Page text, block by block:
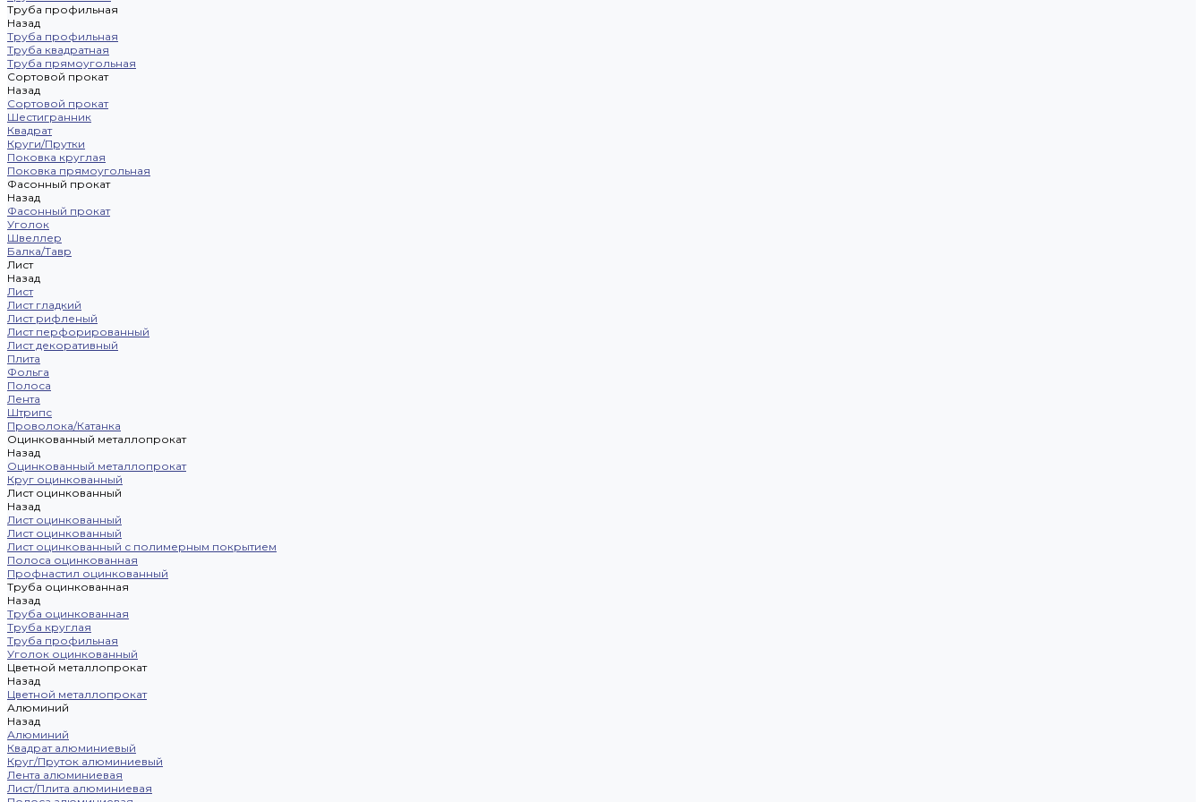
Труба профильная
Назад
Труба профильная
Труба квадратная
Труба прямоугольная
Сортовой прокат
Назад
Сортовой прокат
Шестигранник
Квадрат
Круги/Прутки
Поковка круглая
Поковка прямоугольная
Фасонный прокат
Назад
Фасонный прокат
Уголок
Швеллер
Балка/Тавр
Лист
Назад
Лист
Лист гладкий
Лист рифленый
Лист перфорированный
Лист декоративный
Плита
Фольга
Полоса
Лента
Штрипс
Проволока/Катанка
Оцинкованный металлопрокат
Назад
Оцинкованный металлопрокат
Круг оцинкованный
Лист оцинкованный
Назад
Лист оцинкованный
Лист оцинкованный
Лист оцинкованный с полимерным покрытием
Полоса оцинкованная
Профнастил оцинкованный
Труба оцинкованная
Назад
Труба оцинкованная
Труба круглая
Труба профильная
Уголок оцинкованный
Цветной металлопрокат
Назад
Цветной металлопрокат
Алюминий
Назад
Алюминий
Квадрат алюминиевый
Круг/Пруток алюминиевый
Лента алюминиевая
Лист/Плита алюминиевая